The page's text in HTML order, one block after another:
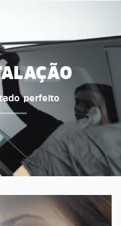
perfeito